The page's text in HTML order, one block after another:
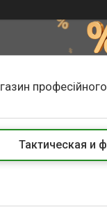
Тактическая и